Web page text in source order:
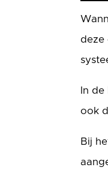
deze
In de
ook
Bij